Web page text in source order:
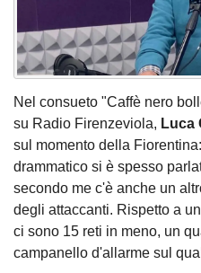
Nel consueto "Caffè nero
su Radio Firenzeviola, Luca
sul momento della
drammatico si è spesso
secondo me c'è anche un
degli attaccanti. Rispetto a
ci sono 15 reti in meno, un
campanello d'allarme sul